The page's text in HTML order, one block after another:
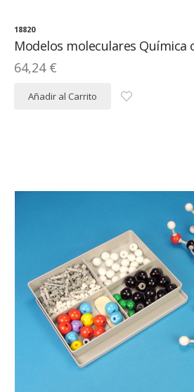
18820
Modelos moleculares Química
64,24 €
Añadir al Carrito